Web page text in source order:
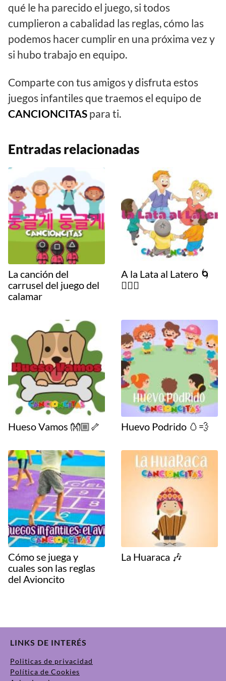
qué le ha parecido el juego, si todos
cumplieron a cabalidad las reglas, cómo las
podemos hacer cumplir en una próxima vez y
si hubo trabajo en equipo.
Comparte con tus amigos y disfruta estos
juegos infantiles que traemos el equipo de
CANCIONCITAS para ti.
Entradas relacionadas
La canción del
carrusel del juego del
calamar
A la Lata al Latero 🌀
🧔🏻‍♂️
Hueso Vamos 👐🏼🦴 Huevo Podrido 🥚💨
Cómo se juega y
cuales son las reglas
del Avioncito
La Huaraca 🎶
LINKS DE INTERÉS
Politicas de privacidad
Política de Cookies